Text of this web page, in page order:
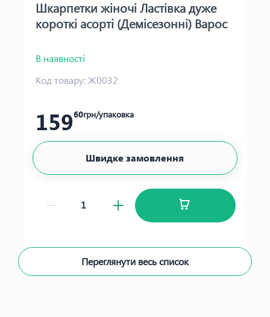
Шкарпетки жіночі Ластівка дуже
короткі асорті (Демісезонні) Варос
В наявності
Код товару:Ж0032
15960грн/упаковка
Швидке замовлення
Переглянути весь список